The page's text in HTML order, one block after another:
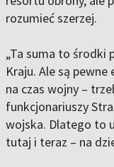
rozumieć szerzej.
„Ta suma to środki
Kraju. Ale są
na czas wojny –
funkcjonariuszy
wojska. Dlatego to
tutaj i teraz – na